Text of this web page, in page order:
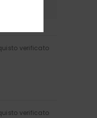
verificato
verificato